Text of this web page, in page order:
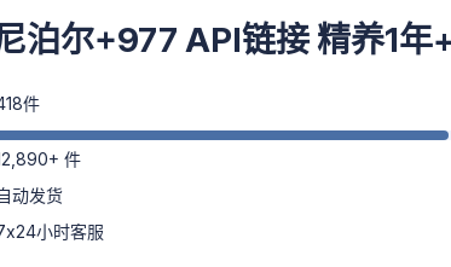
泊尔+977 API链接 精养1年
件
件
动发货
小时客服